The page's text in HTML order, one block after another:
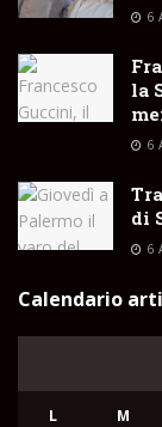
6
la
6
di
6
Calendario
L M